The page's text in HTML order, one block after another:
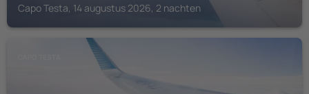
Capo Testa, 14 augustus 2026, 2 nachten